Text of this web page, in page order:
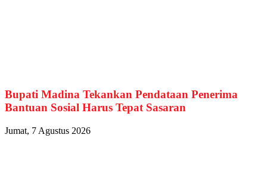
Bupati Madina Tekankan Pendataan Penerima
Bantuan Sosial Harus Tepat Sasaran
Jumat, 7 Agustus 2026